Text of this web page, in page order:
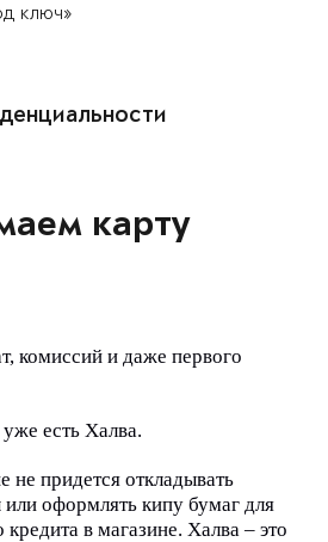
ключ»
карту
комиссий и даже первого
есть Халва.
придется откладывать
оформлять кипу бумаг для
в магазине. Халва – это